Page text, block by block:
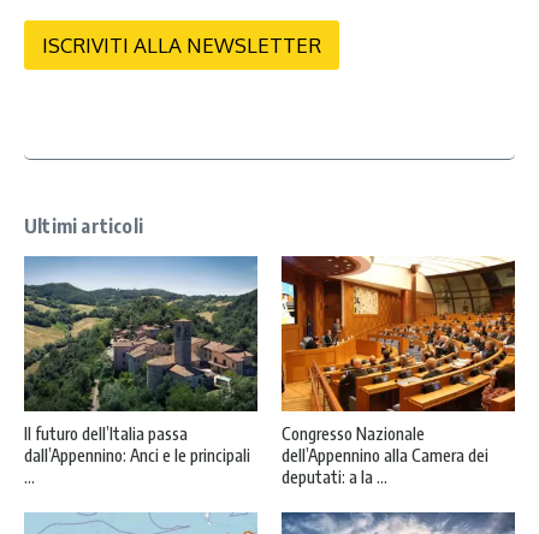
i
a
ISCRIVITI ALLA NEWSLETTER
Ultimi articoli
Il futuro dell’Italia passa
dall’Appennino: Anci e le principali
...
Congresso Nazionale
dell’Appennino alla Camera dei
deputati: a la ...